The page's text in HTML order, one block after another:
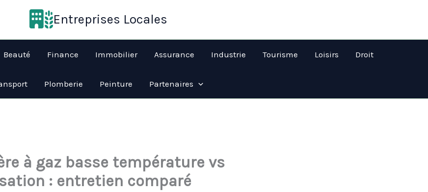
Entreprises Locales
Beauté Finance Immobilier Assurance Industrie Tourisme Loisirs Droit
Plomberie Peinture Partenaires
à gaz basse température vs
: entretien comparé